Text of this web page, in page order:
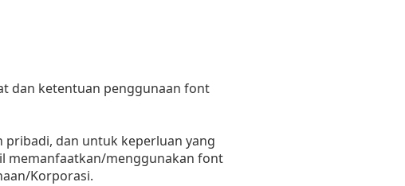
dan ketentuan penggunaan font
dan untuk keperluan yang
memanfaatkan/menggunakan font
Korporasi.